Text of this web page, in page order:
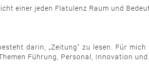
einer jeden Flatulenz Raum und
darin, „Zeitung" zu lesen. Für
Führung, Personal, Innovation